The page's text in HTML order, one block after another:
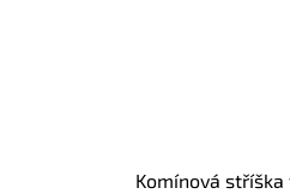
Komínová